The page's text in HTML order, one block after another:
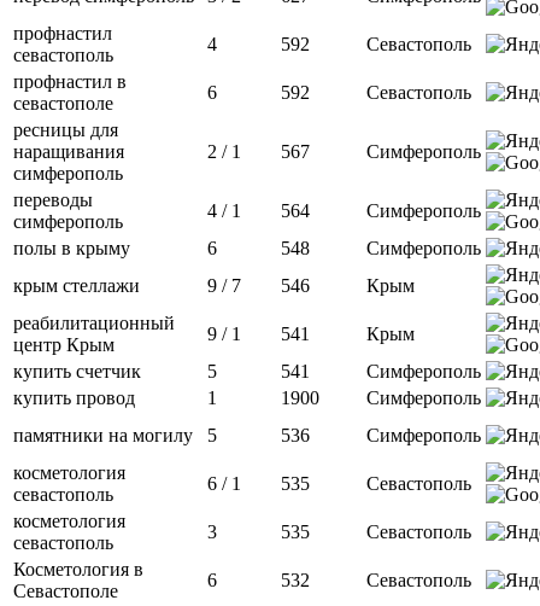
профнастил
севастополь
4 592
Севастополь
профнастил в
севастополе
6 592
Севастополь
ресницы для
наращивания
симферополь
2 / 1 567 Симферополь
переводы
симферополь
4 / 1 564
Симферополь
полы в крыму
6 548
Симферополь
крым стеллажи
9 / 7 546
Крым
реабилитационный
центр Крым
9 / 1 541
Крым
купить счетчик
5 541
Симферополь
купить провод
1 1900
Симферополь
памятники на могилу
5 536
Симферополь
косметология
севастополь
6 / 1 535
Севастополь
косметология
севастополь
3 535
Севастополь
Косметология в
Севастополе
6 532 Севастополь